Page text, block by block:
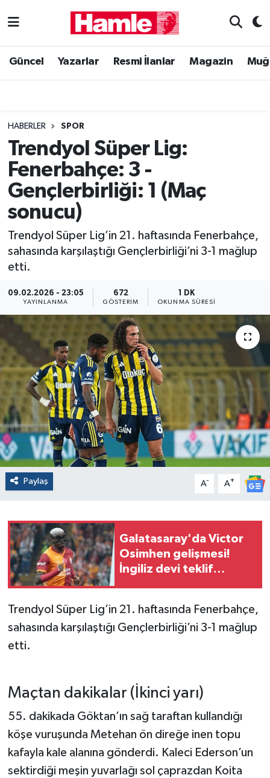
Güncel Yazarlar Resmi İlanlar Magazin
HABERLER SPOR
Trendyol Süper Lig:
Fenerbahçe: 3 -
Gençlerbirliği: 1 (Maç
sonucu)
Trendyol Süper Lig’in 21. haftasında Fenerbahçe,
sahasında karşılaştığı Gençlerbirliği’ni 3-1 mağlup
etti.
09.02.2026 - 23:05
YAYINLANMA
672
GÖSTERIM
1 DK
OKUNMA SÜRESI
Paylaş A- A+
Galatasaray'da Victor
Osimhen gelişmesi!
İngiliz devi teklif
Trendyol Süper Lig’in 21. haftasında Fenerbahçe,
sahasında karşılaştığı Gençlerbirliği’ni 3-1 mağlup
etti.
Maçtan dakikalar (İkinci yarı)
55. dakikada Göktan’ın sağ taraftan kullandığı
köşe vuruşunda Metehan ön direğe inen topu
kafayla kale alanına gönderdi. Kaleci Ederson’un
sektirdiği meşin yuvarlağı sol çaprazdan Koita
Güncel
Magazin
Muğla Haber
Siyaset
Muğla Nöbetçi Eczaneler
Muğla Trafik Yoğunluk Haritası
Süper Lig Puan Durumu ve Fikstür
Tüm Manşetler
Son Dakika Haberleri